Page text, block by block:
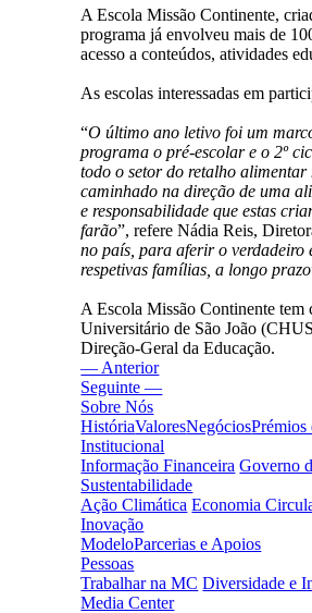
A Escola Missão Continente,
programa já envolveu mais de
acesso a conteúdos, atividades
As escolas interessadas em
“O último ano letivo foi um
programa o pré-escolar e o 2º
todo o setor do retalho
caminhado na direção de uma
e responsabilidade que estas
farão”, refere Nádia Reis,
no país, para aferir o verdadeiro
respetivas famílias, a longo prazo
A Escola Missão Continente
Universitário de São João
Direção-Geral da Educação.
— Anterior
Seguinte —
Sobre Nós
HistóriaValoresNegóciosPrémios
Institucional
Informação Financeira Governo
Sustentabilidade
Ação Climática Economia
Inovação
ModeloParcerias e Apoios
Pessoas
Trabalhar na MC Diversidade e
Media Center